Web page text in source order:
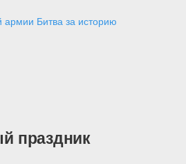
армии Битва за историю
праздник